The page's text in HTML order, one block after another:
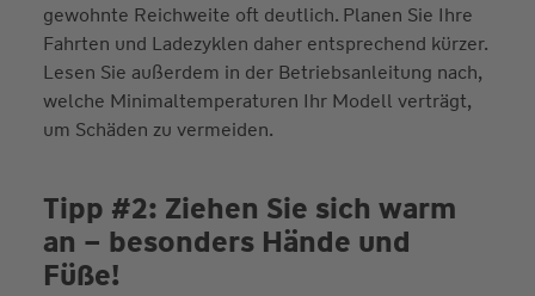
gewohnte Reichweite oft deutlich. Planen Sie Ihre
Fahrten und Ladezyklen daher entsprechend kürzer.
Lesen Sie außerdem in der Betriebsanleitung nach,
welche Minimaltemperaturen Ihr Modell verträgt,
um Schäden zu vermeiden.
Tipp #2: Ziehen Sie sich warm
an – besonders Hände und
Füße!